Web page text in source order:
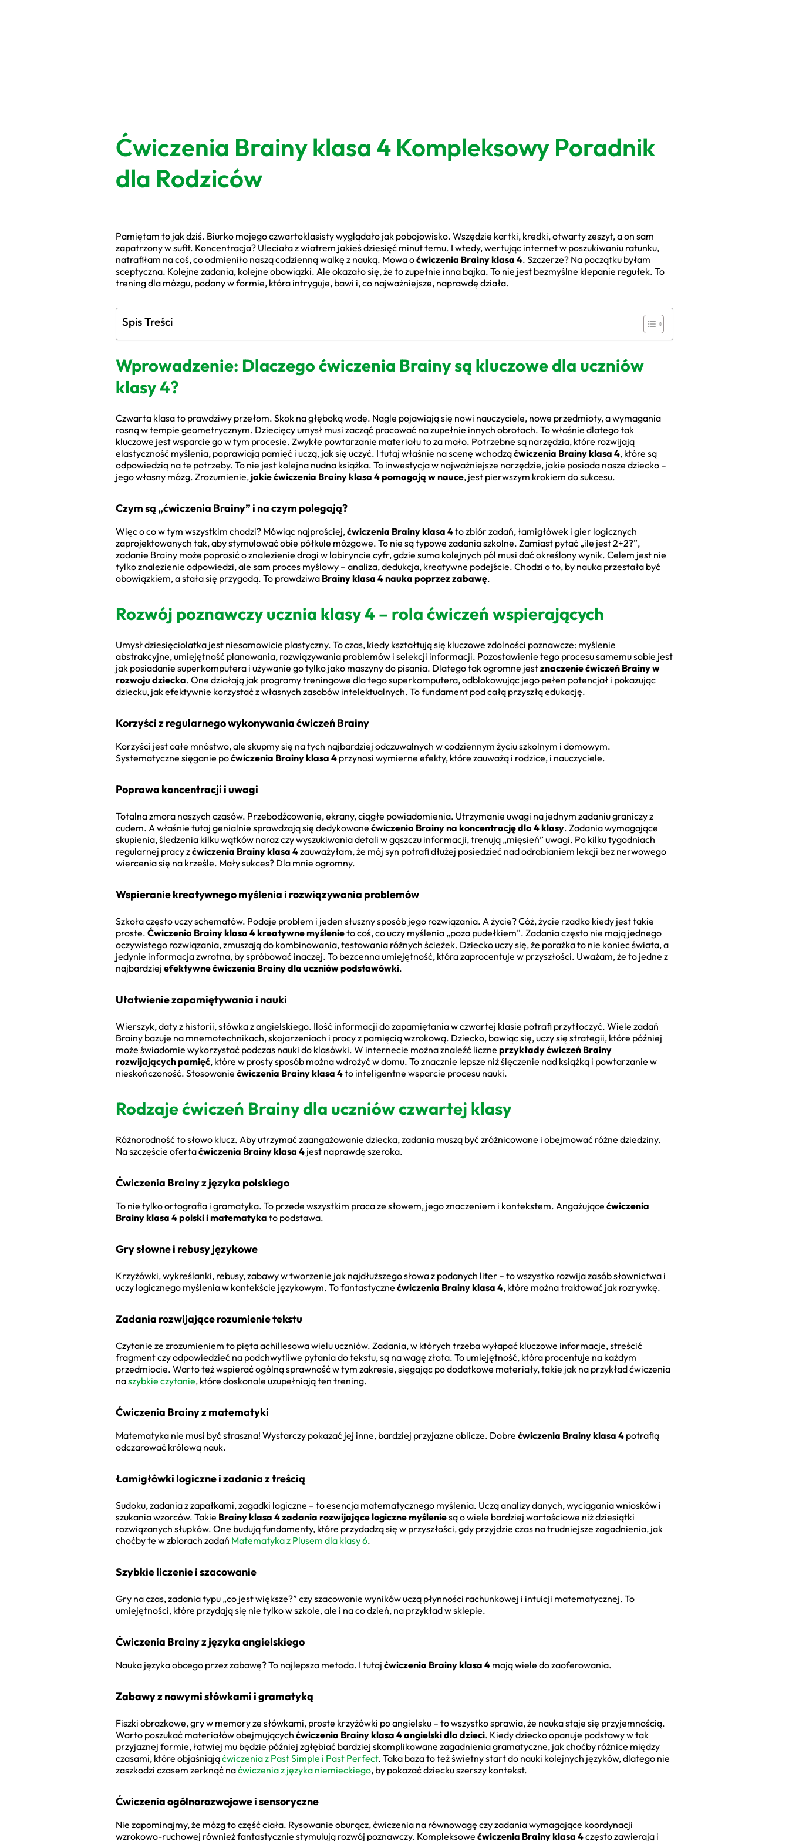
Ćwiczenia Brainy klasa 4 Kompleksowy Poradnik
dla Rodziców
Pamiętam to jak dziś. Biurko mojego czwartoklasisty wyglądało jak pobojowisko. Wszędzie kartki, kredki, otwarty zeszyt, a on sam
zapatrzony w sufit. Koncentracja? Uleciała z wiatrem jakieś dziesięć minut temu. I wtedy, wertując internet w poszukiwaniu ratunku,
natrafiłam na coś, co odmieniło naszą codzienną walkę z nauką. Mowa oćwiczenia Brainy klasa 4. Szczerze? Na początku byłam
sceptyczna. Kolejne zadania, kolejne obowiązki. Ale okazało się, że to zupełnie inna bajka. To nie jest bezmyślne klepanie regułek. To
trening dla mózgu, podany w formie, która intryguje, bawi i, co najważniejsze, naprawdę działa.
Spis Treści
Wprowadzenie: Dlaczego ćwiczenia Brainy są kluczowe dla uczniów
klasy 4?
Czwarta klasa to prawdziwy przełom. Skok na głęboką wodę. Nagle pojawiają się nowi nauczyciele, nowe przedmioty, a wymagania
rosną w tempie geometrycznym. Dziecięcy umysł musi zacząć pracować na zupełnie innych obrotach. To właśnie dlatego tak
kluczowe jest wsparcie go w tym procesie. Zwykłe powtarzanie materiału to za mało. Potrzebne są narzędzia, które rozwijają
elastyczność myślenia, poprawiają pamięć i uczą, jak się uczyć. I tutaj właśnie na scenę wchodząćwiczenia Brainy klasa 4, które są
odpowiedzią na te potrzeby. To nie jest kolejna nudna książka. To inwestycja w najważniejsze narzędzie, jakie posiada nasze dziecko –
jego własny mózg. Zrozumienie, jakie ćwiczenia Brainy klasa 4 pomagają w nauce, jest pierwszym krokiem do sukcesu.
Czym są „ćwiczenia Brainy” i na czym polegają?
Więc o co w tym wszystkim chodzi? Mówiąc najprościej,ćwiczenia Brainy klasa 4to zbiór zadań, łamigłówek i gier logicznych
zaprojektowanych tak, aby stymulować obie półkule mózgowe. To nie są typowe zadania szkolne. Zamiast pytać „ile jest 2+2?”,
zadanie Brainy może poprosić o znalezienie drogi w labiryncie cyfr, gdzie suma kolejnych pól musi dać określony wynik. Celem jest nie
tylko znalezienie odpowiedzi, ale sam proces myślowy – analiza, dedukcja, kreatywne podejście. Chodzi o to, by nauka przestała być
obowiązkiem, a stała się przygodą. To prawdziwa Brainy klasa 4 nauka poprzez zabawę.
Rozwój poznawczy ucznia klasy 4 – rola ćwiczeń wspierających
Umysł dziesięciolatka jest niesamowicie plastyczny. To czas, kiedy kształtują się kluczowe zdolności poznawcze: myślenie
abstrakcyjne, umiejętność planowania, rozwiązywania problemów i selekcji informacji. Pozostawienie tego procesu samemu sobie jest
jak posiadanie superkomputera i używanie go tylko jako maszyny do pisania. Dlatego tak ogromne jestznaczenie ćwiczeń Brainy w
rozwoju dziecka. One działają jak programy treningowe dla tego superkomputera, odblokowując jego pełen potencjał i pokazując
dziecku, jak efektywnie korzystać z własnych zasobów intelektualnych. To fundament pod całą przyszłą edukację.
Korzyści z regularnego wykonywania ćwiczeń Brainy
Korzyści jest całe mnóstwo, ale skupmy się na tych najbardziej odczuwalnych w codziennym życiu szkolnym i domowym.
Systematyczne sięganie poćwiczenia Brainy klasa 4 przynosi wymierne efekty, które zauważą i rodzice, i nauczyciele.
Poprawa koncentracji i uwagi
Totalna zmora naszych czasów. Przebodźcowanie, ekrany, ciągłe powiadomienia. Utrzymanie uwagi na jednym zadaniu graniczy z
cudem. A właśnie tutaj genialnie sprawdzają się dedykowane ćwiczenia Brainy na koncentrację dla 4 klasy. Zadania wymagające
skupienia, śledzenia kilku wątków naraz czy wyszukiwania detali w gąszczu informacji, trenują „mięsień” uwagi. Po kilku tygodniach
regularnej pracy zćwiczenia Brainy klasa 4zauważyłam, że mój syn potrafi dłużej posiedzieć nad odrabianiem lekcji bez nerwowego
wiercenia się na krześle. Mały sukces? Dla mnie ogromny.
Wspieranie kreatywnego myślenia i rozwiązywania problemów
Szkoła często uczy schematów. Podaje problem i jeden słuszny sposób jego rozwiązania. A życie? Cóż, życie rzadko kiedy jest takie
proste. Ćwiczenia Brainy klasa 4 kreatywne myślenieto coś, co uczy myślenia „poza pudełkiem”. Zadania często nie mają jednego
oczywistego rozwiązania, zmuszają do kombinowania, testowania różnych ścieżek. Dziecko uczy się, że porażka to nie koniec świata, a
jedynie informacja zwrotna, by spróbować inaczej. To bezcenna umiejętność, która zaprocentuje w przyszłości. Uważam, że to jedne z
najbardziej efektywne ćwiczenia Brainy dla uczniów podstawówki.
Ułatwienie zapamiętywania i nauki
Wierszyk, daty z historii, słówka z angielskiego. Ilość informacji do zapamiętania w czwartej klasie potrafi przytłoczyć. Wiele zadań
Brainy bazuje na mnemotechnikach, skojarzeniach i pracy z pamięcią wzrokową. Dziecko, bawiąc się, uczy się strategii, które później
może świadomie wykorzystać podczas nauki do klasówki. W internecie można znaleźć liczne przykłady ćwiczeń Brainy
rozwijających pamięć, które w prosty sposób można wdrożyć w domu. To znacznie lepsze niż ślęczenie nad książką i powtarzanie w
nieskończoność. Stosowanie ćwiczenia Brainy klasa 4to inteligentne wsparcie procesu nauki.
Rodzaje ćwiczeń Brainy dla uczniów czwartej klasy
Różnorodność to słowo klucz. Aby utrzymać zaangażowanie dziecka, zadania muszą być zróżnicowane i obejmować różne dziedziny.
Na szczęście ofertaćwiczenia Brainy klasa 4 jest naprawdę szeroka.
Ćwiczenia Brainy z języka polskiego
To nie tylko ortografia i gramatyka. To przede wszystkim praca ze słowem, jego znaczeniem i kontekstem. Angażujące ćwiczenia
Brainy klasa 4 polski i matematyka to podstawa.
Gry słowne i rebusy językowe
Krzyżówki, wykreślanki, rebusy, zabawy w tworzenie jak najdłuższego słowa z podanych liter – to wszystko rozwija zasób słownictwa i
uczy logicznego myślenia w kontekście językowym. To fantastyczne ćwiczenia Brainy klasa 4, które można traktować jak rozrywkę.
Zadania rozwijające rozumienie tekstu
Czytanie ze zrozumieniem to pięta achillesowa wielu uczniów. Zadania, w których trzeba wyłapać kluczowe informacje, streścić
fragment czy odpowiedzieć na podchwytliwe pytania do tekstu, są na wagę złota. To umiejętność, która procentuje na każdym
przedmiocie. Warto też wspierać ogólną sprawność w tym zakresie, sięgając po dodatkowe materiały, takie jak na przykład ćwiczenia
naszybkie czytanie, które doskonale uzupełniają ten trening.
Ćwiczenia Brainy z matematyki
Matematyka nie musi być straszna! Wystarczy pokazać jej inne, bardziej przyjazne oblicze. Dobre ćwiczenia Brainy klasa 4 potrafią
odczarować królową nauk.
Łamigłówki logiczne i zadania z treścią
Sudoku, zadania z zapałkami, zagadki logiczne – to esencja matematycznego myślenia. Uczą analizy danych, wyciągania wniosków i
szukania wzorców. Takie Brainy klasa 4 zadania rozwijające logiczne myśleniesą o wiele bardziej wartościowe niż dziesiątki
rozwiązanych słupków. One budują fundamenty, które przydadzą się w przyszłości, gdy przyjdzie czas na trudniejsze zagadnienia, jak
choćby te w zbiorach zadań Matematyka z Plusem dla klasy 6.
Szybkie liczenie i szacowanie
Gry na czas, zadania typu „co jest większe?” czy szacowanie wyników uczą płynności rachunkowej i intuicji matematycznej. To
umiejętności, które przydają się nie tylko w szkole, ale i na co dzień, na przykład w sklepie.
Ćwiczenia Brainy z języka angielskiego
Nauka języka obcego przez zabawę? To najlepsza metoda. I tutaj ćwiczenia Brainy klasa 4 mają wiele do zaoferowania.
Zabawy z nowymi słówkami i gramatyką
Fiszki obrazkowe, gry w memory ze słówkami, proste krzyżówki po angielsku – to wszystko sprawia, że nauka staje się przyjemnością.
Warto poszukać materiałów obejmujących ćwiczenia Brainy klasa 4 angielski dla dzieci. Kiedy dziecko opanuje podstawy w tak
przyjaznej formie, łatwiej mu będzie później zgłębiać bardziej skomplikowane zagadnienia gramatyczne, jak choćby różnice między
czasami, które objaśniająćwiczenia z Past Simple i Past Perfect. Taka baza to też świetny start do nauki kolejnych języków, dlatego nie
zaszkodzi czasem zerknąć naćwiczenia z języka niemieckiego, by pokazać dziecku szerszy kontekst.
Ćwiczenia ogólnorozwojowe i sensoryczne
Nie zapominajmy, że mózg to część ciała. Rysowanie oburącz, ćwiczenia na równowagę czy zadania wymagające koordynacji
wzrokowo-ruchowej również fantastycznie stymulują rozwój poznawczy. Kompleksowe ćwiczenia Brainy klasa 4często zawierają i